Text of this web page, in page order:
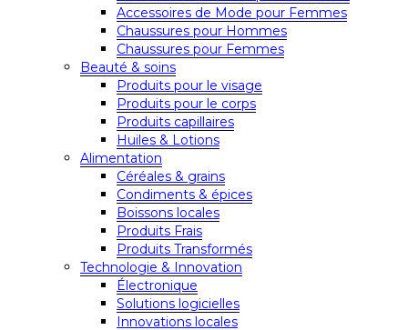
Accessoires de Mode pour Femmes
Chaussures pour Hommes
Chaussures pour Femmes
Beauté & soins
Produits pour le visage
Produits pour le corps
Produits capillaires
Huiles & Lotions
Alimentation
Céréales & grains
Condiments & épices
Boissons locales
Produits Frais
Produits Transformés
Technologie & Innovation
Électronique
Solutions logicielles
Innovations locales